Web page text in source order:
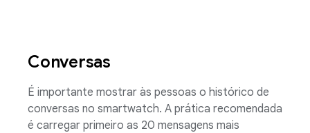
Conversas
É importante mostrar às pessoas o histórico de
conversas no smartwatch. A prática recomendada
é carregar primeiro as 20 mensagens mais